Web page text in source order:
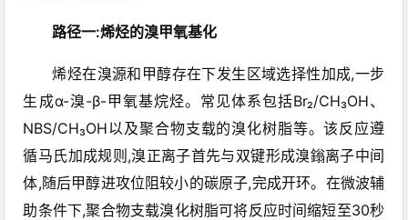
路径一:烯烃的溴甲氧基化
烯烃在溴源和甲醇存在下发生区域选择性加成,一步
生成α-溴-β-甲氧基烷烃。常见体系包括Br₂/CH₃OH、
NBS/CH₃OH以及聚合物支载的溴化树脂等。该反应遵
循马氏加成规则,溴正离子首先与双键形成溴鎓离子中间
体,随后甲醇进攻位阻较小的碳原子,完成开环。在微波辅
助条件下,聚合物支载溴化树脂可将反应时间缩短至30秒